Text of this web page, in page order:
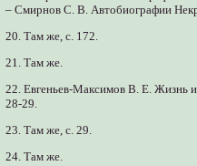
– Смирнов С. В. Автобиографии
20. Там же, с. 172.
21. Там же.
22. Евгеньев-Максимов В. Е. Жизнь и
28-29.
23. Там же, с. 29.
24. Там же.